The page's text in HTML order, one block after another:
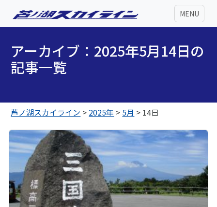
MENU
アーカイブ：2025年5月14日の
記事一覧
芦ノ湖スカイライン > 2025年 > 5月 > 14日